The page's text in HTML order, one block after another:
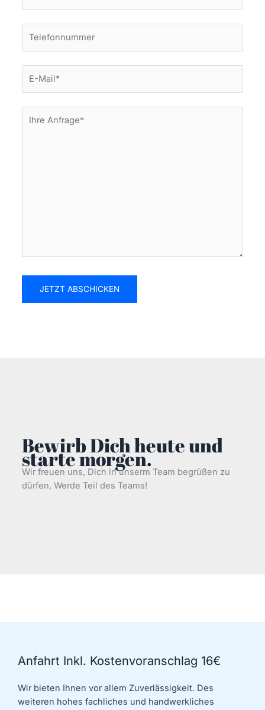
Bewirb Dich heute und
starte morgen.
Wir freuen uns, Dich in unserm Team begrüßen zu
dürfen, Werde Teil des Teams!
Anfahrt Inkl. Kostenvoranschlag 16€
Wir bieten Ihnen vor allem Zuverlässigkeit. Des
weiteren hohes fachliches und handwerkliches